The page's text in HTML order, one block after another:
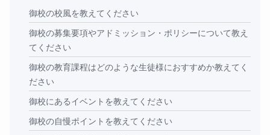
御校の校風を教えてください
御校の募集要項やアドミッション・ポリシーについて教え
てください
御校の教育課程はどのような生徒様におすすめか教えてく
ださい
御校にあるイベントを教えてください
御校の自慢ポイントを教えてください